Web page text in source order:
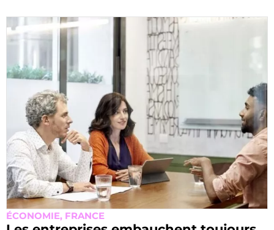
ÉCONOMIE, FRANCE